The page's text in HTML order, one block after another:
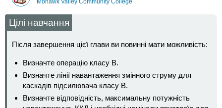
Цілі навчання
Після завершення цієї глави ви повинні мати можливість:
Визначте операцію класу B.
Визначте лінії навантаження змінного струму для
каскадів підсилювача класу B.
Визначте відповідність, максимальну потужність